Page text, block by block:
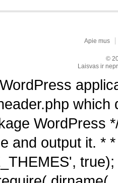
Apie mus
©
Laisvas ir
WordPress
and output it. *